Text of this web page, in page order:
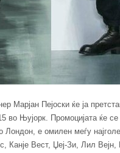
Марјан Пејоски ќе ја
во Њујорк. Промоцијата ќе
Лондон, е омилен меѓу
Канје Вест, Џеј-Зи, Лил